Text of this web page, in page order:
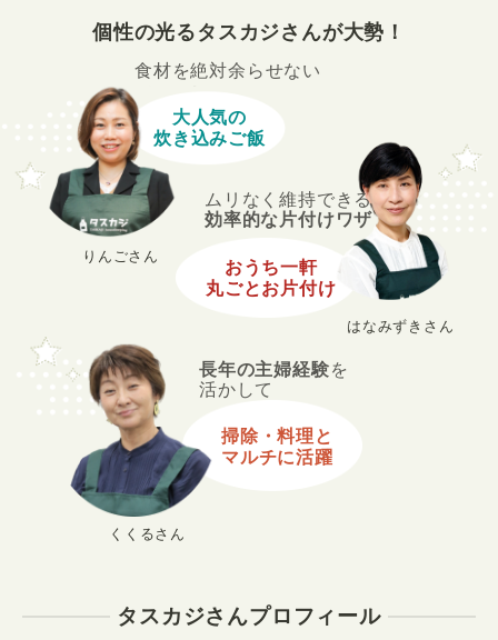
個性の光るタスカジさんが大勢！
くくるさん
長年の主婦経験を
活かして
掃除・料理と
マルチに活躍
りんごさん
食材を絶対余らせない
大人気の
炊き込みご飯
はなみずきさん
ムリなく維持できる
効率的な片付けワザ
おうち一軒
丸ごとお片付け
タスカジさんプロフィール